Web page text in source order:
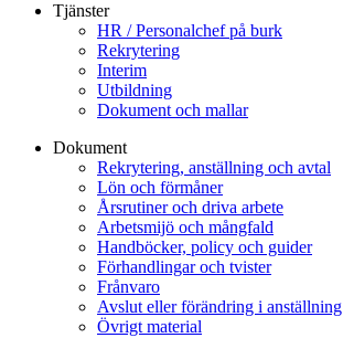
Tjänster
HR / Personalchef på burk
Rekrytering
Interim
Utbildning
Dokument och mallar
Dokument
Rekrytering, anställning och avtal
Lön och förmåner
Årsrutiner och driva arbete
Arbetsmijö och mångfald
Handböcker, policy och guider
Förhandlingar och tvister
Frånvaro
Avslut eller förändring i anställning
Övrigt material